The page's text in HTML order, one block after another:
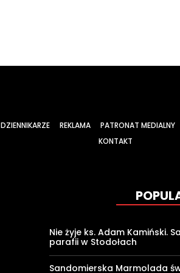
DZIENNIKARZE REKLAMA PATRONAT MEDIALNY
KONTAKT
Nie żyje ks. Adam Kamiński.
parafii w Stodołach
Sandomierska Marmolada